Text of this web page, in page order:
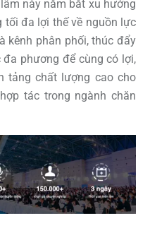
này nắm bắt xu hướng
tối đa lợi thế về nguồn lực
kênh phân phối, thúc đẩy
phương để cùng có lợi,
tảng chất lượng cao cho
tác trong ngành chăn